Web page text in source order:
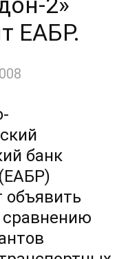
ЕАБР.
банк
объявить
сравнению